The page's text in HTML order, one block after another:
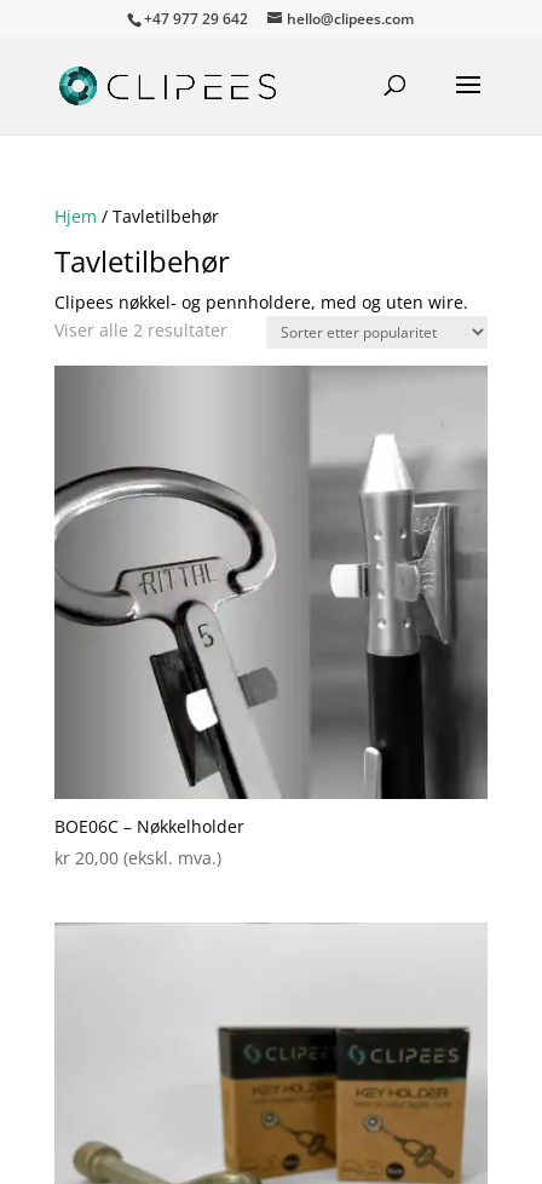
+47 977 29 642 hello@clipees.com
Hjem / Tavletilbehør
Tavletilbehør
Clipees nøkkel- og pennholdere, med og uten wire.
Viser alle 2 resultaterSortert
BOE06C – Nøkkelholder
kr20,00 (ekskl. mva.)